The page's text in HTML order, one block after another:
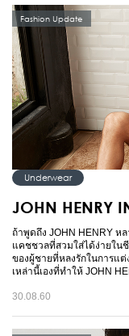
Fashion Update
Underwear
JOHN HENRY
ถ้าพูดถึง JOHN HENRY ห
แคชชวลที่สวมใส่ได้ง่ายใน
ของผู้ชายที่หลงรักในการแ
เหล่านี้เองที่ทำให้ JOHN
30.08.60